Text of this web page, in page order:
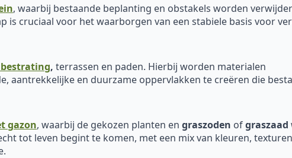
, waarbij bestaande beplanting en obstakels worden
is cruciaal voor het waarborgen van een stabiele basis voor
, terrassen en paden. Hierbij worden materialen
aantrekkelijke en duurzame oppervlakken te creëren die
gazon, waarbij de gekozen planten en graszoden ofgraszaad
tot leven begint te komen, met een mix van kleuren,